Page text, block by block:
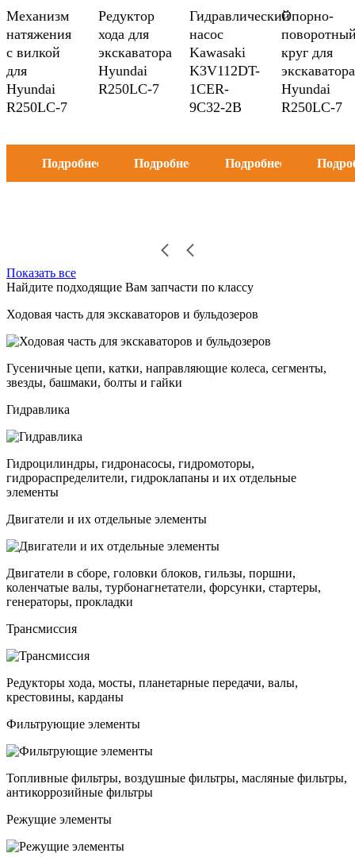
Механизм
натяжения
с вилкой
для
Hyundai
R250LC-7
Подробнее
Редуктор
хода для
экскаватора
Hyundai
R250LC-7
Подробнее
Гидравлический
насос
Kawasaki
K3V112DT-
1CER-
9C32-2B
Подробнее
Опорно-
круг для
экскаватора
Hyundai
R250LC-7
Показать все
Найдите подходящие Вам запчасти по классу
Ходовая часть для экскаваторов и бульдозеров
Гусеничные цепи, катки, направляющие колеса, сегменты,
звезды, башмаки, болты и гайки
Гидравлика
Гидроцилиндры, гидронасосы, гидромоторы,
гидрораспределители, гидроклапаны и их отдельные
элементы
Двигатели и их отдельные элементы
Двигатели в сборе, головки блоков, гильзы, поршни,
коленчатые валы, турбонагнетатели, форсунки, стартеры,
генераторы, прокладки
Трансмиссия
Редукторы хода, мосты, планетарные передачи, валы,
крестовины, карданы
Фильтрующие элементы
Топливные фильтры, воздушные фильтры, масляные фильтры,
антикоррозийные фильтры
Режущие элементы